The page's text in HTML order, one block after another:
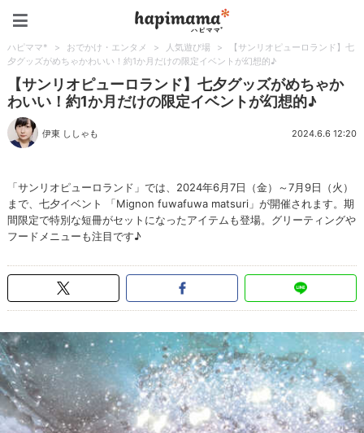
ハピママ* > おでかけ・エンタメ > 人気遊び場 >
【サンリオピューロランド】七
夕グッズがめちゃかわいい！約1か月だけの限定イベントが幻想的♪
【サンリオピューロランド】七夕グッズがめちゃか
わいい！約1か月だけの限定イベントが幻想的♪
伊東 ししゃも 2024.6.6 12:20
「サンリオピューロランド」では、2024年6月7日（金）～7月9日（火）
まで、七夕イベント 「Mignon fuwafuwa matsuri」が開催されます。期
間限定で特別な短冊がセットになったアイテムも登場。グリーティングや
フードメニューも注目です♪